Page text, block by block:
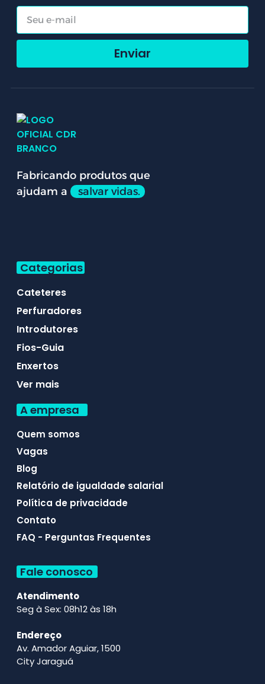
Enviar
Fabricando produtos que
ajudam a
salvar vidas.
Categorias
Cateteres
Perfuradores
Introdutores
Fios-Guia
Enxertos
Ver mais
A empresa
Quem somos
Vagas
Blog
Relatório de igualdade salarial
Política de privacidade
Contato
FAQ - Perguntas Frequentes
Fale conosco
Atendimento
Seg à Sex: 08h12 às 18h
Endereço
Av. Amador Aguiar, 1500
City Jaraguá